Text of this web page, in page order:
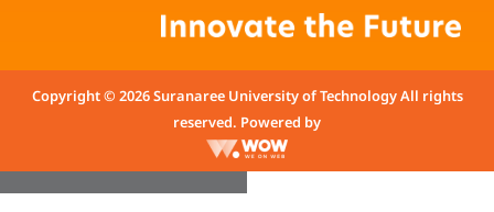
Copyright © 2026 Suranaree University of Technology All rights
reserved. Powered by